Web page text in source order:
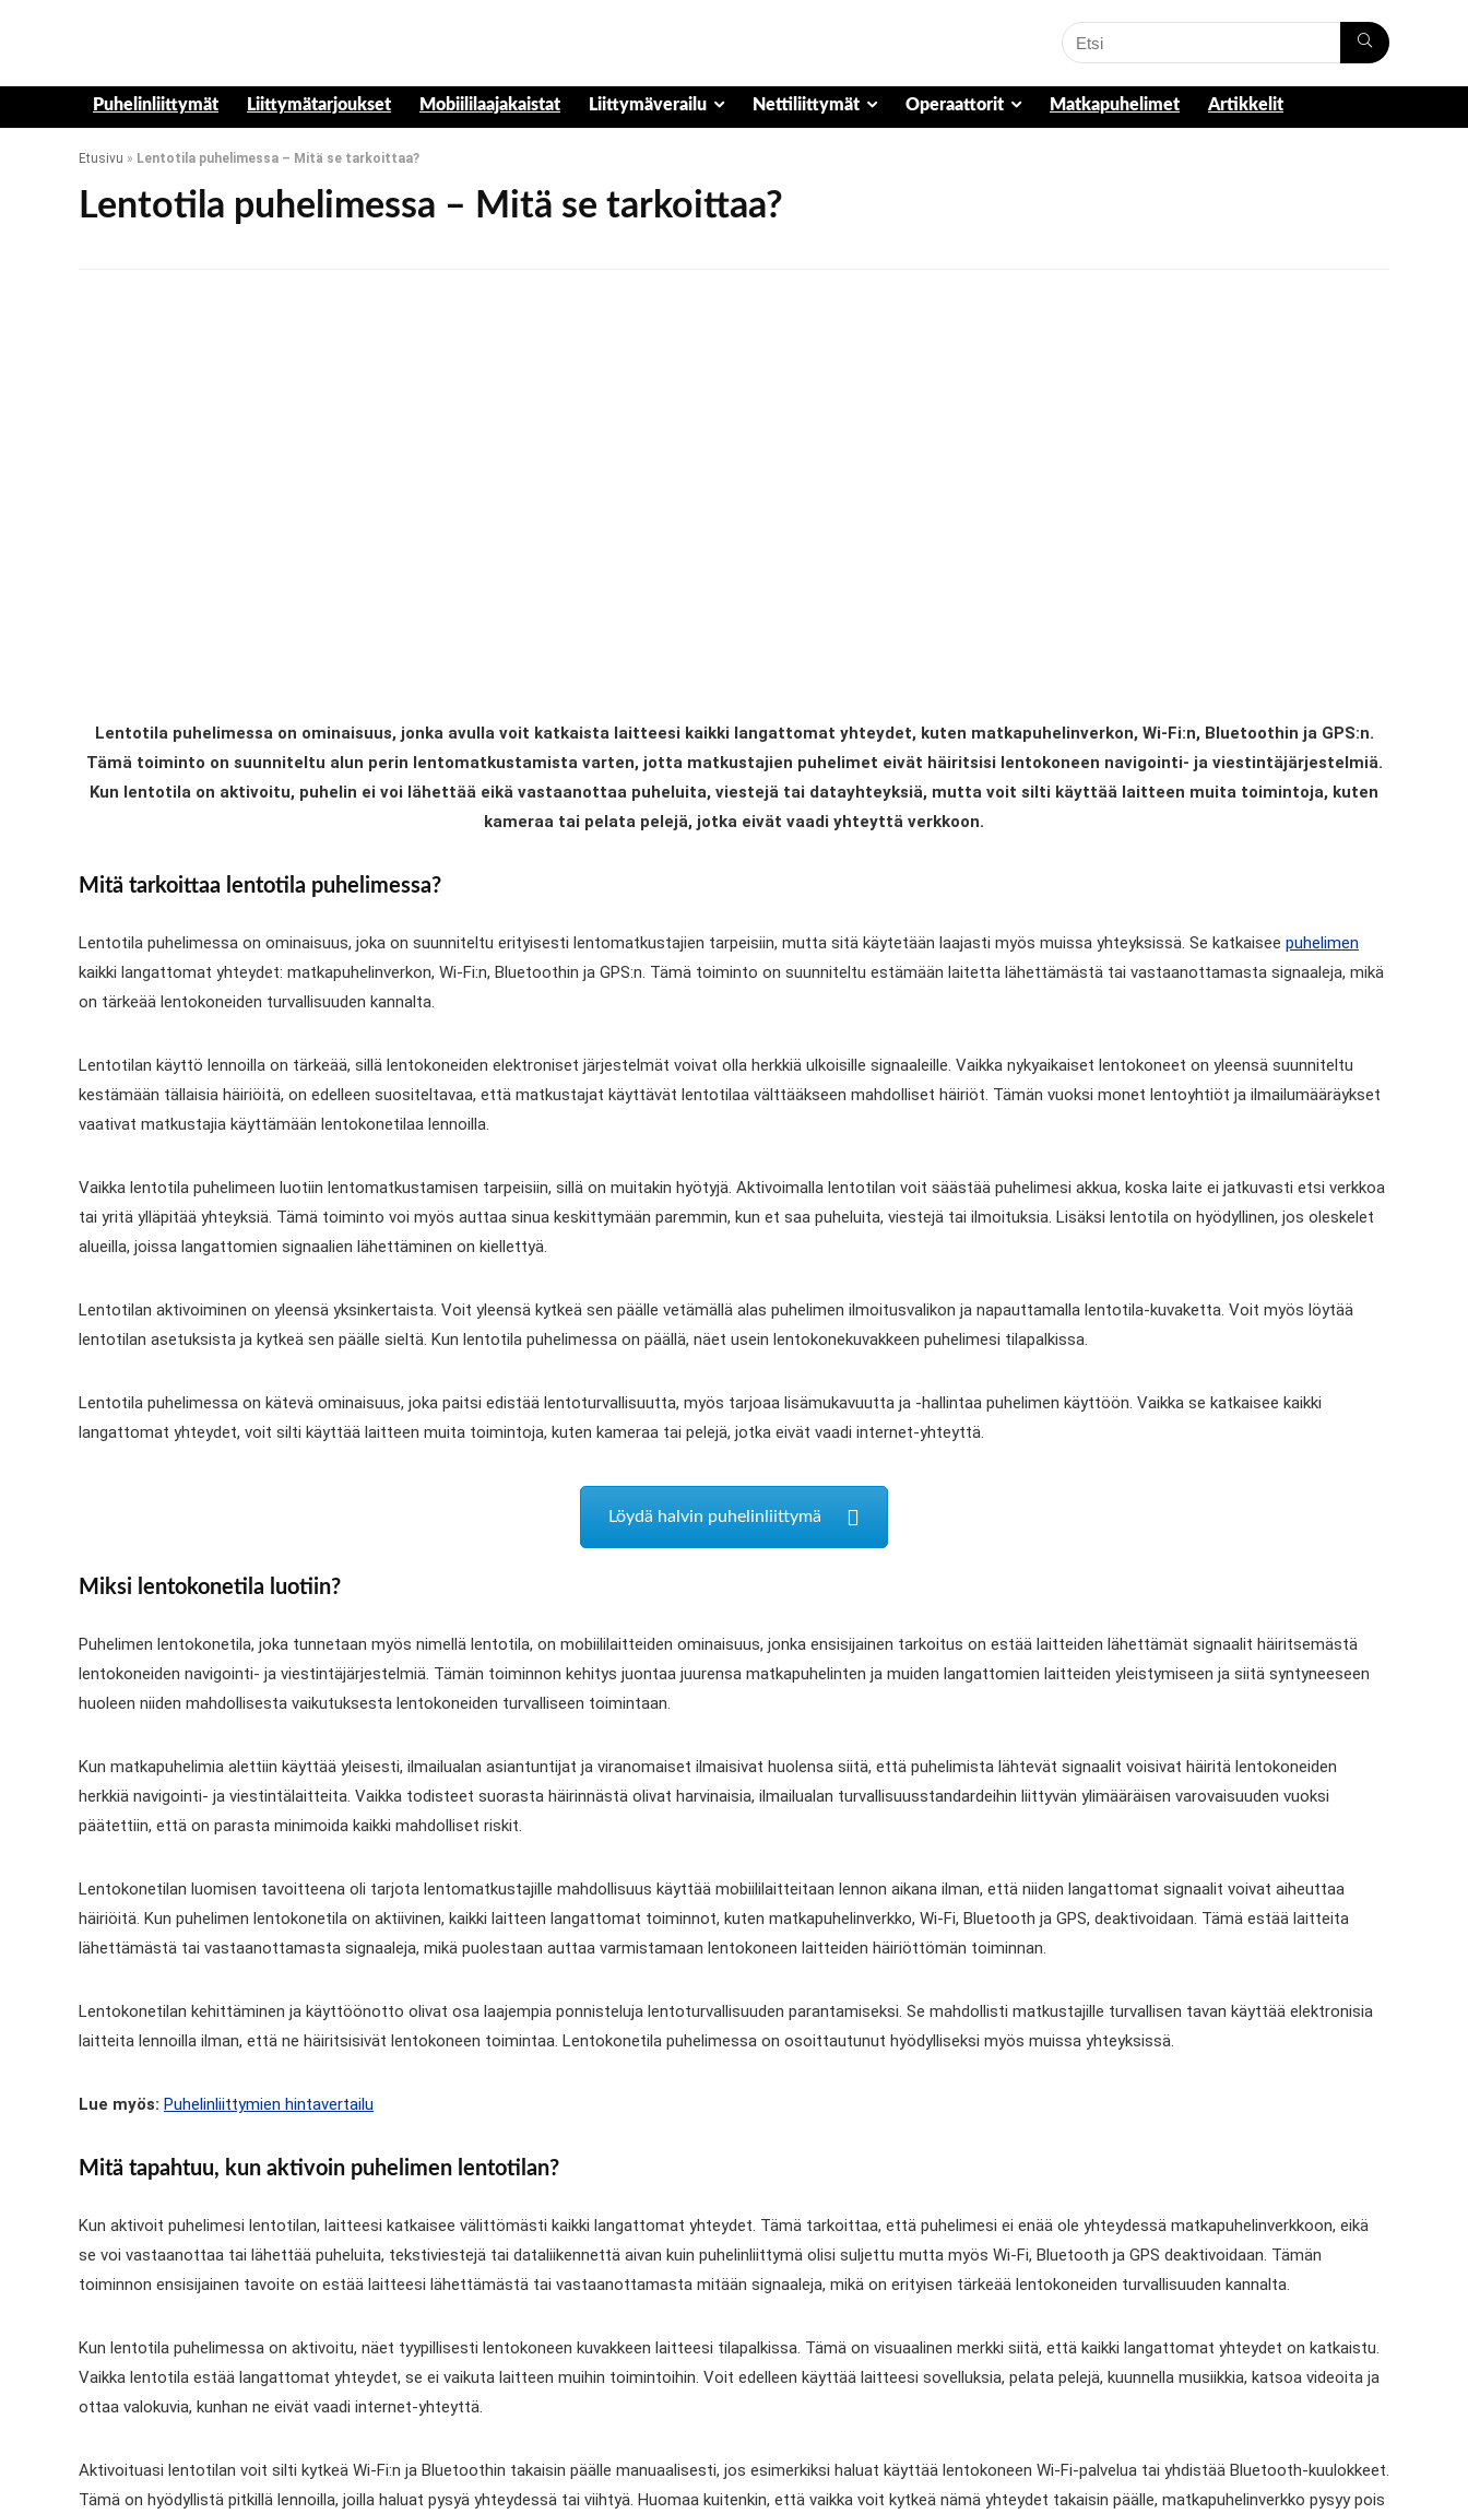
Puhelinliittymät Liittymätarjoukset Mobiililaajakaistat Liittymäverailu Nettiliittymät Operaattorit Matkapuhelimet Artikkelit
Etusivu » Lentotila puhelimessa – Mitä se tarkoittaa?
Lentotila puhelimessa – Mitä se tarkoittaa?
Lentotila puhelimessa on ominaisuus, jonka avulla voit katkaista laitteesi kaikki langattomat yhteydet, kuten matkapuhelinverkon, Wi-Fi:n, Bluetoothin ja GPS:n.
Tämä toiminto on suunniteltu alun perin lentomatkustamista varten, jotta matkustajien puhelimet eivät häiritsisi lentokoneen navigointi- ja viestintäjärjestelmiä.
Kun lentotila on aktivoitu, puhelin ei voi lähettää eikä vastaanottaa puheluita, viestejä tai datayhteyksiä, mutta voit silti käyttää laitteen muita toimintoja, kuten
kameraa tai pelata pelejä, jotka eivät vaadi yhteyttä verkkoon.
Mitä tarkoittaa lentotila puhelimessa?
Lentotila puhelimessa on ominaisuus, joka on suunniteltu erityisesti lentomatkustajien tarpeisiin, mutta sitä käytetään laajasti myös muissa yhteyksissä. Se katkaisee puhelimen
kaikki langattomat yhteydet: matkapuhelinverkon, Wi-Fi:n, Bluetoothin ja GPS:n. Tämä toiminto on suunniteltu estämään laitetta lähettämästä tai vastaanottamasta signaaleja, mikä
on tärkeää lentokoneiden turvallisuuden kannalta.
Lentotilan käyttö lennoilla on tärkeää, sillä lentokoneiden elektroniset järjestelmät voivat olla herkkiä ulkoisille signaaleille. Vaikka nykyaikaiset lentokoneet on yleensä suunniteltu
kestämään tällaisia häiriöitä, on edelleen suositeltavaa, että matkustajat käyttävät lentotilaa välttääkseen mahdolliset häiriöt. Tämän vuoksi monet lentoyhtiöt ja ilmailumääräykset
vaativat matkustajia käyttämään lentokonetilaa lennoilla.
Vaikka lentotila puhelimeen luotiin lentomatkustamisen tarpeisiin, sillä on muitakin hyötyjä. Aktivoimalla lentotilan voit säästää puhelimesi akkua, koska laite ei jatkuvasti etsi verkkoa
tai yritä ylläpitää yhteyksiä. Tämä toiminto voi myös auttaa sinua keskittymään paremmin, kun et saa puheluita, viestejä tai ilmoituksia. Lisäksi lentotila on hyödyllinen, jos oleskelet
alueilla, joissa langattomien signaalien lähettäminen on kiellettyä.
Lentotilan aktivoiminen on yleensä yksinkertaista. Voit yleensä kytkeä sen päälle vetämällä alas puhelimen ilmoitusvalikon ja napauttamalla lentotila-kuvaketta. Voit myös löytää
lentotilan asetuksista ja kytkeä sen päälle sieltä. Kun lentotila puhelimessa on päällä, näet usein lentokonekuvakkeen puhelimesi tilapalkissa.
Lentotila puhelimessa on kätevä ominaisuus, joka paitsi edistää lentoturvallisuutta, myös tarjoaa lisämukavuutta ja -hallintaa puhelimen käyttöön. Vaikka se katkaisee kaikki
langattomat yhteydet, voit silti käyttää laitteen muita toimintoja, kuten kameraa tai pelejä, jotka eivät vaadi internet-yhteyttä.
Löydä halvin puhelinliittymä
Miksi lentokonetila luotiin?
Puhelimen lentokonetila, joka tunnetaan myös nimellä lentotila, on mobiililaitteiden ominaisuus, jonka ensisijainen tarkoitus on estää laitteiden lähettämät signaalit häiritsemästä
lentokoneiden navigointi- ja viestintäjärjestelmiä. Tämän toiminnon kehitys juontaa juurensa matkapuhelinten ja muiden langattomien laitteiden yleistymiseen ja siitä syntyneeseen
huoleen niiden mahdollisesta vaikutuksesta lentokoneiden turvalliseen toimintaan.
Kun matkapuhelimia alettiin käyttää yleisesti, ilmailualan asiantuntijat ja viranomaiset ilmaisivat huolensa siitä, että puhelimista lähtevät signaalit voisivat häiritä lentokoneiden
herkkiä navigointi- ja viestintälaitteita. Vaikka todisteet suorasta häirinnästä olivat harvinaisia, ilmailualan turvallisuusstandardeihin liittyvän ylimääräisen varovaisuuden vuoksi
päätettiin, että on parasta minimoida kaikki mahdolliset riskit.
Lentokonetilan luomisen tavoitteena oli tarjota lentomatkustajille mahdollisuus käyttää mobiililaitteitaan lennon aikana ilman, että niiden langattomat signaalit voivat aiheuttaa
häiriöitä. Kun puhelimen lentokonetila on aktiivinen, kaikki laitteen langattomat toiminnot, kuten matkapuhelinverkko, Wi-Fi, Bluetooth ja GPS, deaktivoidaan. Tämä estää laitteita
lähettämästä tai vastaanottamasta signaaleja, mikä puolestaan auttaa varmistamaan lentokoneen laitteiden häiriöttömän toiminnan.
Lentokonetilan kehittäminen ja käyttöönotto olivat osa laajempia ponnisteluja lentoturvallisuuden parantamiseksi. Se mahdollisti matkustajille turvallisen tavan käyttää elektronisia
laitteita lennoilla ilman, että ne häiritsisivät lentokoneen toimintaa. Lentokonetila puhelimessa on osoittautunut hyödylliseksi myös muissa yhteyksissä.
Lue myös: Puhelinliittymien hintavertailu
Mitä tapahtuu, kun aktivoin puhelimen lentotilan?
Kun aktivoit puhelimesi lentotilan, laitteesi katkaisee välittömästi kaikki langattomat yhteydet. Tämä tarkoittaa, että puhelimesi ei enää ole yhteydessä matkapuhelinverkkoon, eikä
se voi vastaanottaa tai lähettää puheluita, tekstiviestejä tai dataliikennettä aivan kuin puhelinliittymä olisi suljettu mutta myös Wi-Fi, Bluetooth ja GPS deaktivoidaan. Tämän
toiminnon ensisijainen tavoite on estää laitteesi lähettämästä tai vastaanottamasta mitään signaaleja, mikä on erityisen tärkeää lentokoneiden turvallisuuden kannalta.
Kun lentotila puhelimessa on aktivoitu, näet tyypillisesti lentokoneen kuvakkeen laitteesi tilapalkissa. Tämä on visuaalinen merkki siitä, että kaikki langattomat yhteydet on katkaistu.
Vaikka lentotila estää langattomat yhteydet, se ei vaikuta laitteen muihin toimintoihin. Voit edelleen käyttää laitteesi sovelluksia, pelata pelejä, kuunnella musiikkia, katsoa videoita ja
ottaa valokuvia, kunhan ne eivät vaadi internet-yhteyttä.
Aktivoituasi lentotilan voit silti kytkeä Wi-Fi:n ja Bluetoothin takaisin päälle manuaalisesti, jos esimerkiksi haluat käyttää lentokoneen Wi-Fi-palvelua tai yhdistää Bluetooth-kuulokkeet.
Tämä on hyödyllistä pitkillä lennoilla, joilla haluat pysyä yhteydessä tai viihtyä. Huomaa kuitenkin, että vaikka voit kytkeä nämä yhteydet takaisin päälle, matkapuhelinverkko pysyy pois